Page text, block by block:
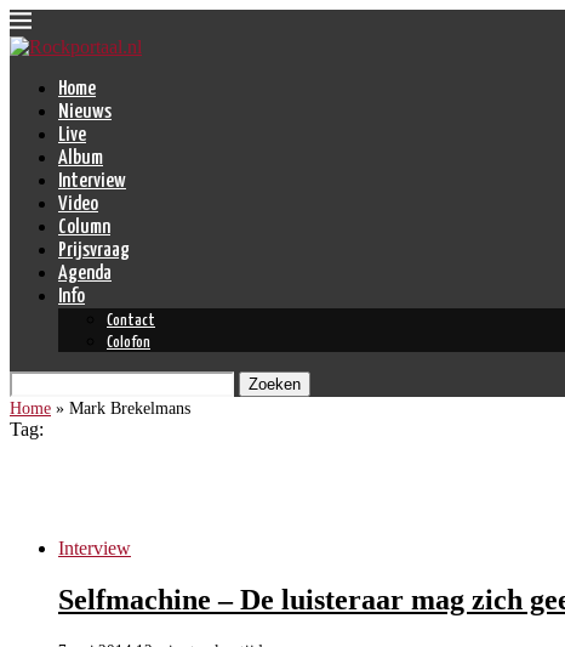
Home
Nieuws
Live
Album
Interview
Video
Column
Prijsvraag
Agenda
Info
Contact
Colofon
Zoeken
Home » Mark Brekelmans
Tag:
Interview
Selfmachine – De luisteraar mag zich